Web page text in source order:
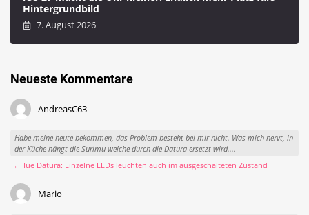
Hintergrundbild
7. August 2026
Neueste Kommentare
AndreasC63
Habe meine heute bekommen, das Problem besteht bei mir nicht. Was mich nervt, in
der Küche hängt die Surimu welche durch die Datura ersetzt wird....
→ Hue Datura: Einzelne LEDs leuchten auch im ausgeschalteten Zustand
Mario